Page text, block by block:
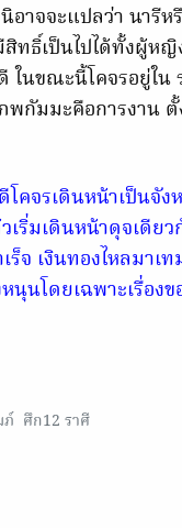
าจจะแปลว่า นารี
ทธิ์เป็นไปได้ทั้งผู้หญิ
นขณะนี้โคจรอยู่ใน
กัมมะคือการงาน
จรเดินหน้าเป็นจัง
เริ่มเดินหน้าดุจเดี
ร็จ เงินทองไหลมา
นุนโดยเฉพาะเรื่อง
ภ์ ศึก12 ราศี